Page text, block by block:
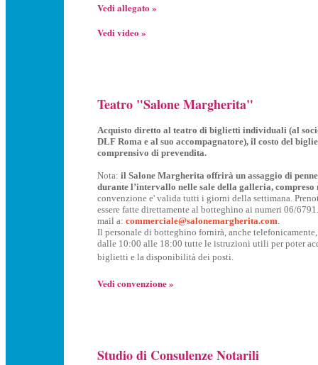
Vedi allegato »
Vedi video »
Teatro "Salone Margherita"
Acquisto diretto al teatro di biglietti individuali (al
DLF Roma e al suo accompagnatore), il costo del
comprensivo di prevendita.
Nota: il Salone Margherita offrirà un assaggio di
durante l’intervallo nelle sale della galleria, compreso
convenzione e' valida tutti i giorni della settimana.
essere fatte direttamente al botteghino ai numeri 06/
mail a: commerciale@salonemargherita.com.
Il personale di botteghino fornirà, anche telefonicamente,
dalle 10:00 alle 18:00 tutte le istruzioni utili per poter
biglietti e la disponibilità dei posti.
Vedi convenzione »
Studio di Consulenze Notarili